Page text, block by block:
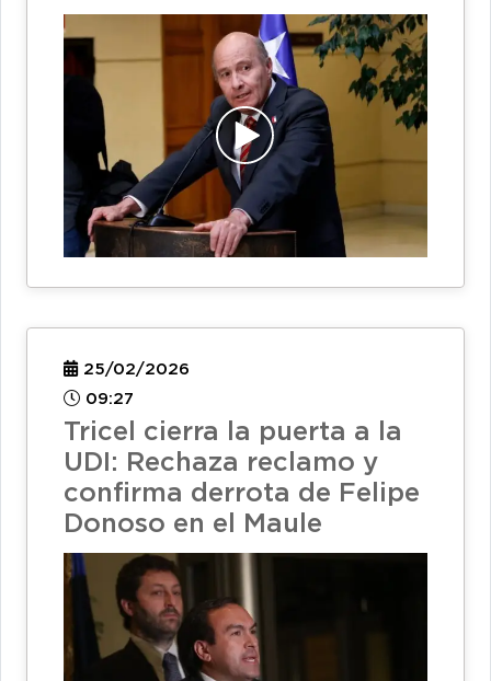
25/02/2026
09:27
Tricel cierra la puerta a la
UDI: Rechaza reclamo y
confirma derrota de Felipe
Donoso en el Maule